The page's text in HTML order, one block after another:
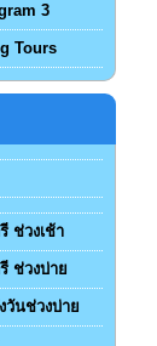
3
Tours
ช่วงเช้า
ช่วงบ่าย
วันช่วงบ่าย